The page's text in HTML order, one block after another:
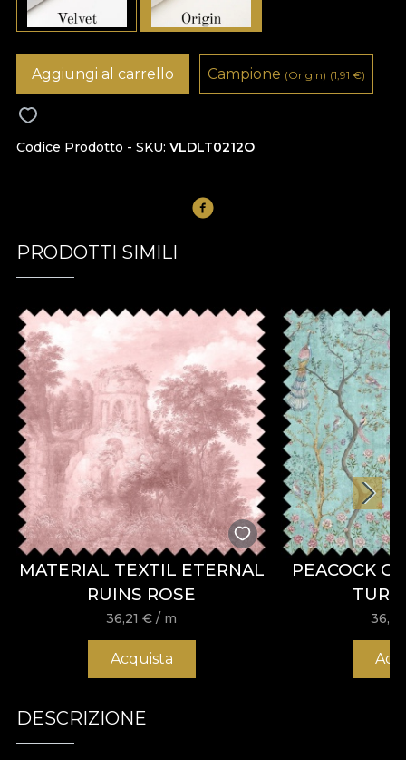
Codice Prodotto - SKU VLDLT0212O
Aggiungi al carrello Campione (Origin) (1,91 €)
PRODOTTI SIMILI
MATERIAL TEXTIL ETERNAL
RUINS ROSE
36,21€ / m
Acquista
PEACOCK
DESCRIZIONE